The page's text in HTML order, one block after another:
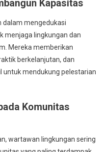
Kapasitas
dalam mengedukasi
menjaga lingkungan dan
Mereka memberikan
berkelanjutan, dan
untuk mendukung pelestarian
Komunitas
wartawan lingkungan sering